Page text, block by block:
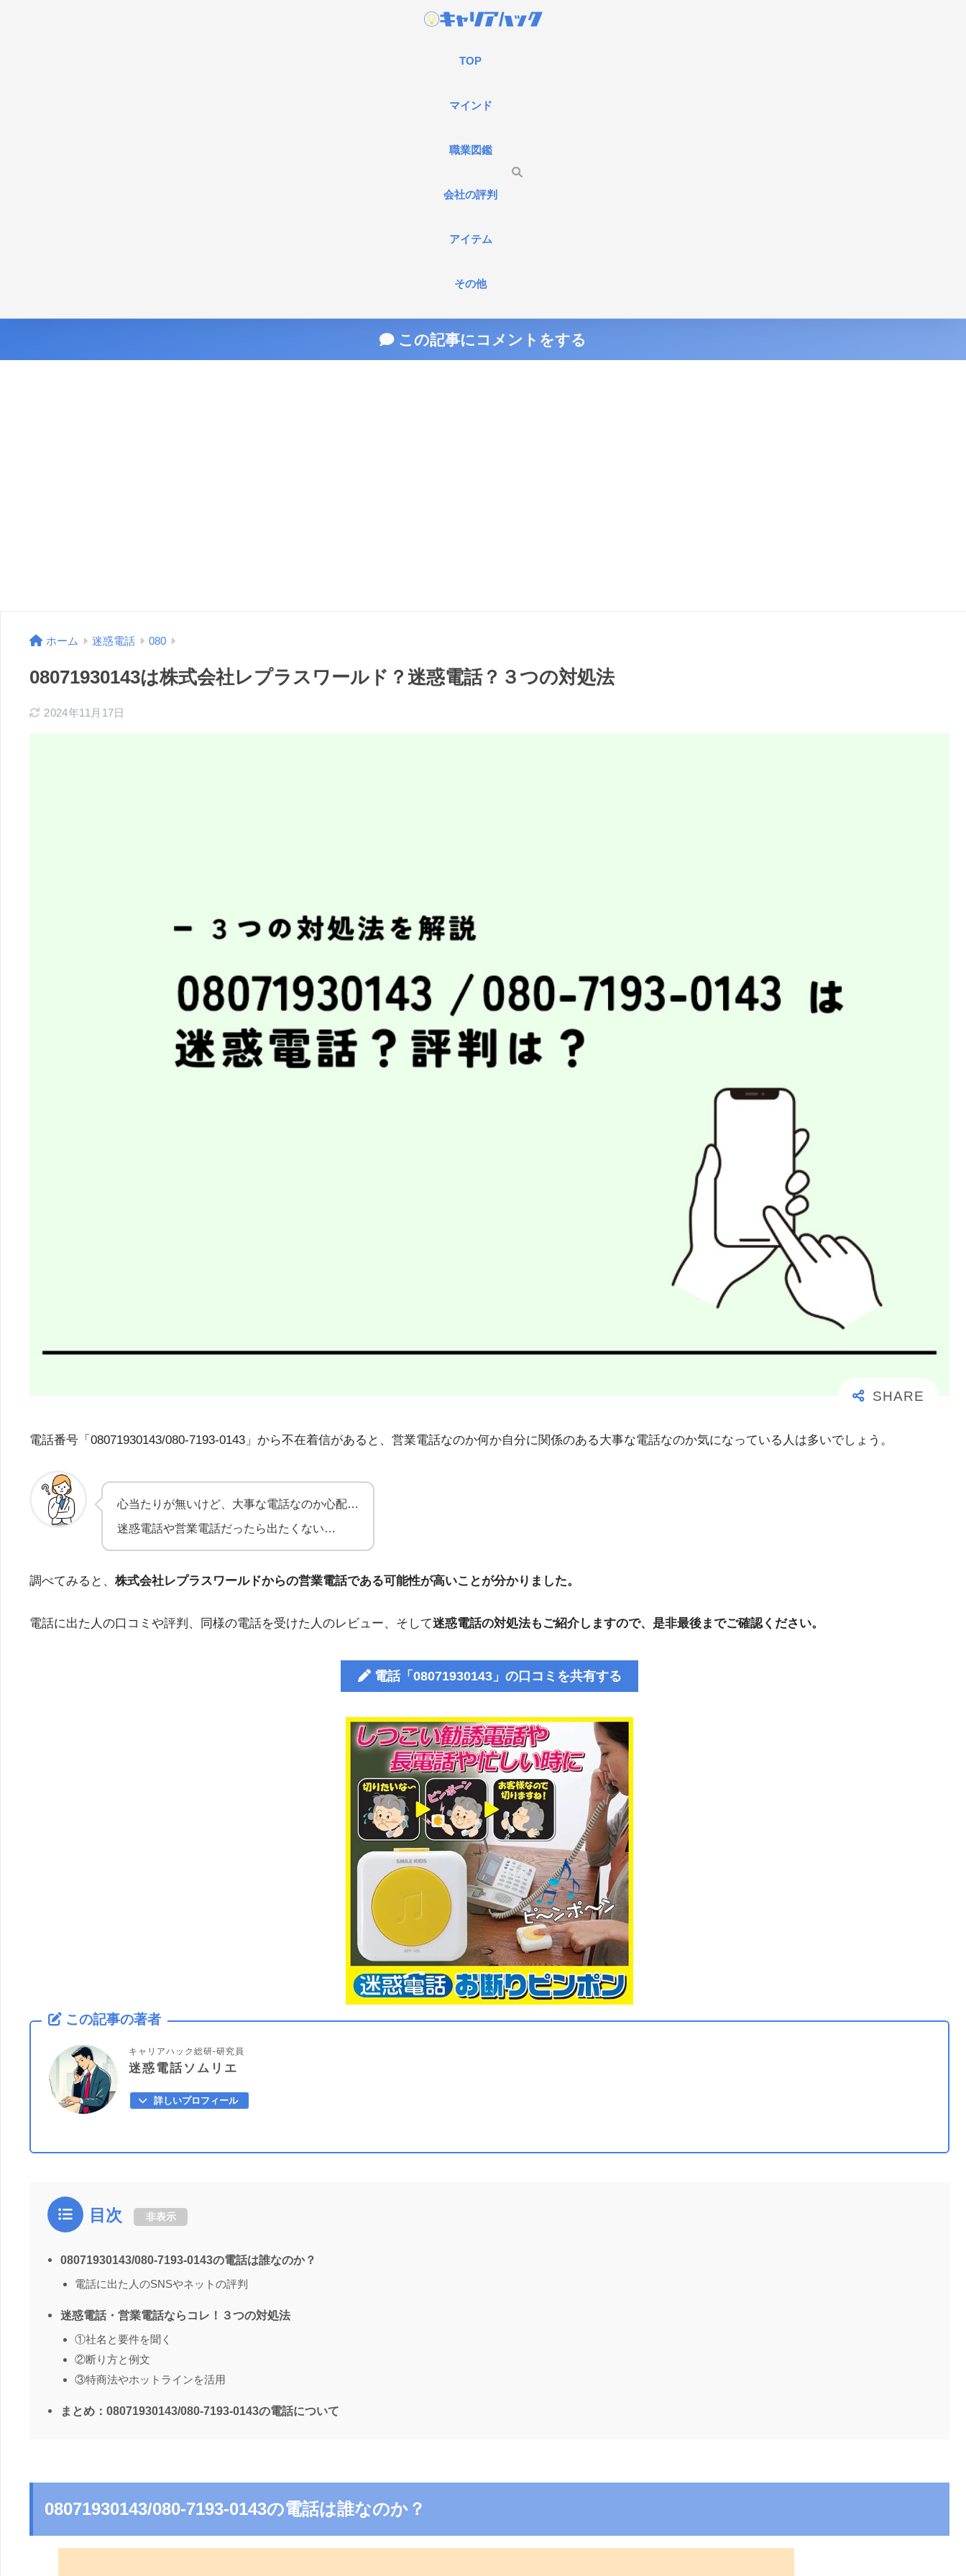
TOP
マインド
職業図鑑
会社の評判
アイテム
その他
この記事にコメントをする
ホーム 迷惑電話 080
08071930143は株式会社レプラスワールド？迷惑電話？３つの対処法
2024年11月17日
電話番号「08071930143/080-7193-0143」から不在着信があると、営業電話なのか何か自分に関係のある大事な電話なのか気になっている人は多いでしょう。
心当たりが無いけど、大事な電話なのか心配…
迷惑電話や営業電話だったら出たくない…
調べてみると、 株式会社レプラスワールドからの営業電話である可能性が高いことが分かりました。
電話に出た人の口コミや評判、同様の電話を受けた人のレビュー、そして迷惑電話の対処法もご紹介しますので、是非最後までご確認ください。
電話「08071930143」の口コミを共有する
この記事の著者
キャリアハック総研-研究員
迷惑電話ソムリエ
詳しいプロフィール
目次 非表示
08071930143/080-7193-0143の電話は誰なのか？
電話に出た人のSNSやネットの評判
迷惑電話・営業電話ならコレ！３つの対処法
①社名と要件を聞く
②断り方と例文
③特商法やホットラインを活用
まとめ：08071930143/080-7193-0143の電話について
08071930143/080-7193-0143の電話は誰なのか？